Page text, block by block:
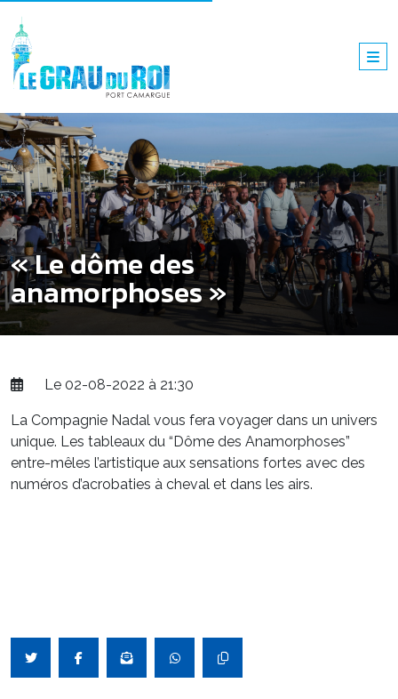
« Le dôme des
anamorphoses »
Le 02-08-2022 à 21:30
La Compagnie Nadal vous fera voyager dans un univers
unique. Les tableaux du “Dôme des Anamorphoses”
entre-mêles l’artistique aux sensations fortes avec des
numéros d’acrobaties à cheval et dans les airs.